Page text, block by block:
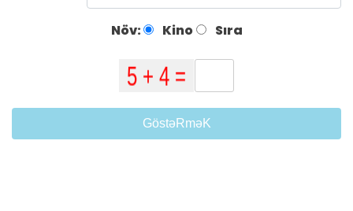
Növ: Kino Sıra
GöstəRməK